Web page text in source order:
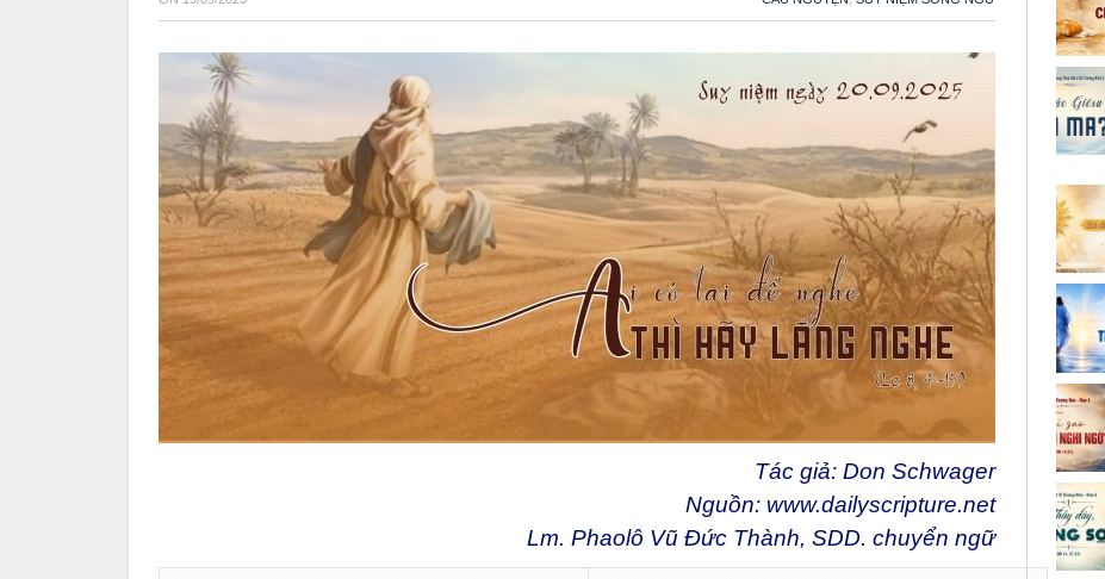
Tác giả: Don Schwager
Nguồn: www.dailyscripture.net
Lm. Phaolô Vũ Đức Thành, SDD. chuyển ngữ